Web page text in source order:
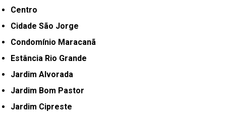
Centro
Cidade São Jorge
Condomínio Maracanã
Estância Rio Grande
Jardim Alvorada
Jardim Bom Pastor
Jardim Cipreste